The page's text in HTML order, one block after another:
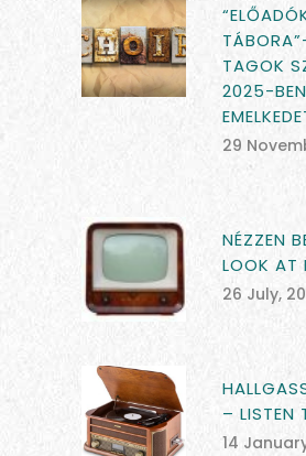
TAGOK
2025-
29
NÉZZEN
LOOK AT
26 July,
– LISTEN
14